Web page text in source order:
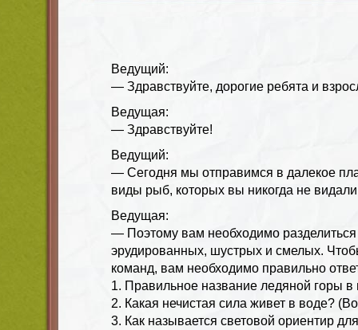
Ведущий:
— Здравствуйте, дорогие ребята и
Ведущая:
— Здравствуйте!
Ведущий:
— Сегодня мы отправимся в далекое
виды рыб, которых вы никогда не
Ведущая:
— Поэтому вам необходимо
эрудированных, шустрых и смелых.
команд, вам необходимо правильно
1. Правильное название ледяной горы в
2. Какая нечистая сила живет в воде?
3. Как называется световой ориентир